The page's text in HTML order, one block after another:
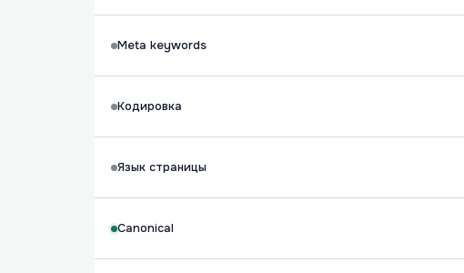
Meta keywords
Кодировка
Язык страницы
Canonical